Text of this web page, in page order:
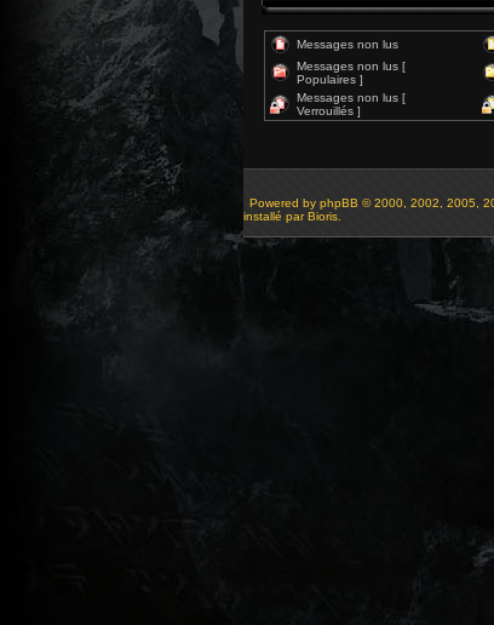
Messages non lus
Messages non lus [
Populaires ]
Messages non lus [
Verrouillés ]
Powered by phpBB © 2000, 2002, 2005,
installé par Bioris.